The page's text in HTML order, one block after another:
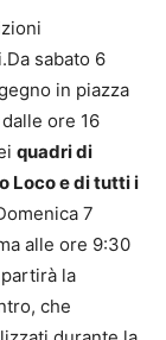
sabato 6
in piazza
ore 16
quadri di
Loco e di tutti i
7
alle ore 9:30
la
che